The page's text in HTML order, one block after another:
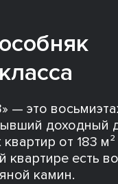
— это
доходный
квартир от 183
квартире есть
камин.